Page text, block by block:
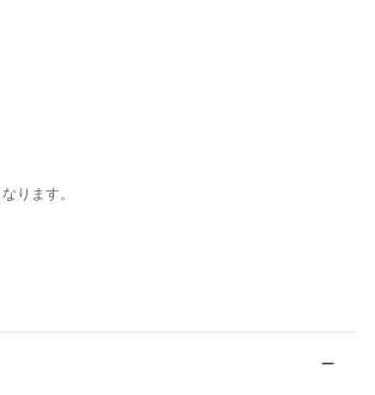
ります。